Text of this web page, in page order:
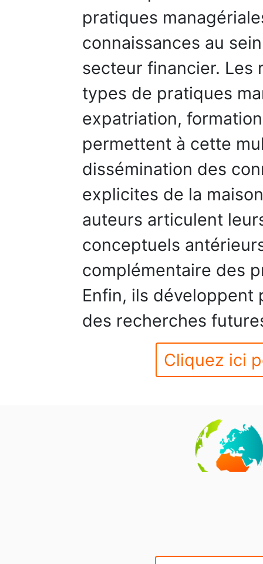
pratiques
connaissances au
secteur financier. Les
types de pratiques
expatriation,
permettent à cette
dissémination des
explicites de la
auteurs articulent
conceptuels
complémentaire des
Enfin, ils
des recherches
Cliquez ici